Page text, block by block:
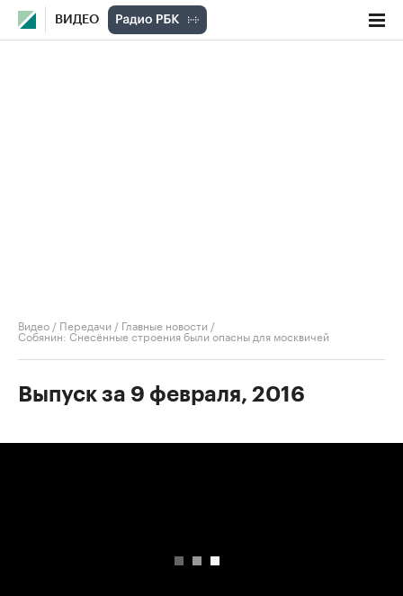
ВИДЕО
Видео / Передачи / Главные новости /
Собянин: Снесённые строения были опасны для москвичей
Выпуск за 9 февраля, 2016